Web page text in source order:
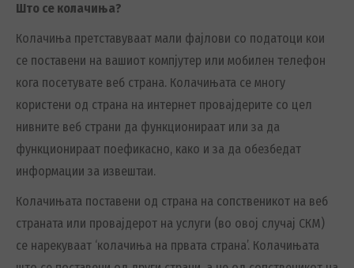
Што се колачиња?
Колачиња претставуваат мали фајлови со податоци кои
се поставени на вашиот компјутер или мобилен телефон
кога посетувате веб страна. Колачињата се многу
користени од страна на интернет провајдерите со цел
нивните веб страни да функционираат или за да
функционираат поефикасно, како и за да обезбедат
информации за извештаи.
Колачињата поставени од страна на сопственикот на веб
страната или провајдерот на услуги (во овој случај СКМ)
се нарекуваат ‘колачиња на првата страна’. Колачињата